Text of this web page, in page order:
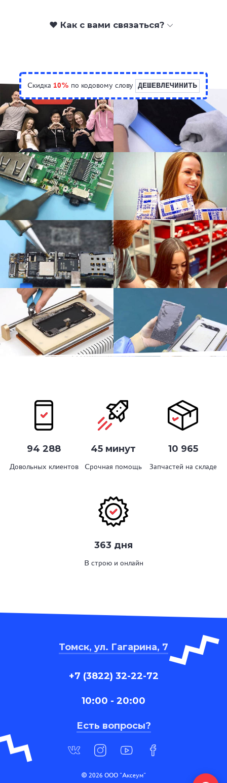
❤️ Как с вами связаться?
Скидка 10% по кодовому слову ДЕШЕВЛЕЧИНИТЬ
94 288
Довольных клиентов
45 минут
Срочная помощь
10 965
Запчастей на складе
363 дня
В строю и онлайн
Томск, ул. Гагарина, 7
+7 (3822) 32-22-72
10:00 - 20:00
Есть вопросы?
© 2026 ООО "Аксеум"